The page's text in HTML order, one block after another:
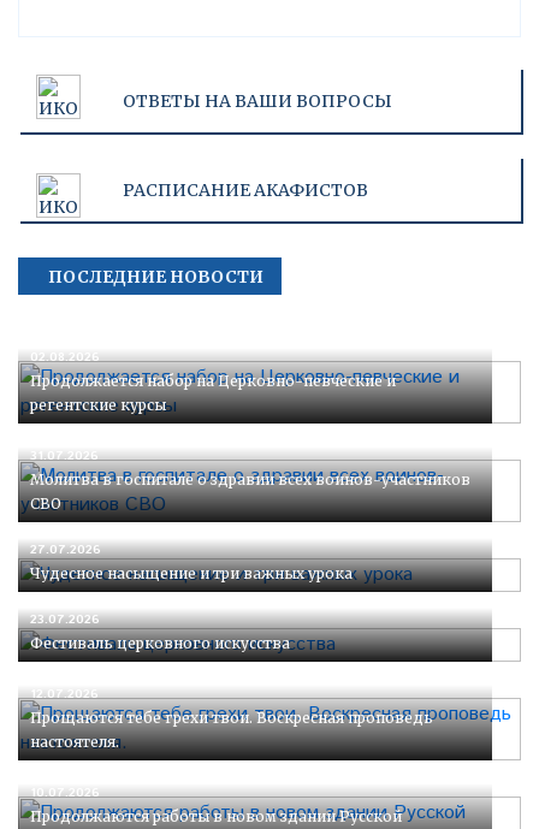
ОТВЕТЫ НА ВАШИ ВОПРОСЫ
РАСПИСАНИЕ АКАФИСТОВ
ПОСЛЕДНИЕ НОВОСТИ
02.08.2026
Продолжается набор на Церковно-певческие и
регентские курсы
31.07.2026
Молитва в госпитале о здравии всех воинов-участников
СВО
27.07.2026
Чудесное насыщение и три важных урока
23.07.2026
Фестиваль церковного искусства
12.07.2026
Прощаются тебе грехи твои. Воскресная проповедь
настоятеля.
10.07.2026
Продолжаются работы в новом здании Русской